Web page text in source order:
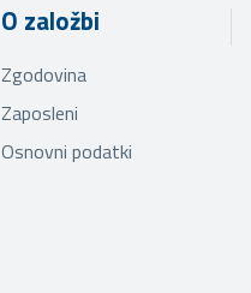
O založbi
Zgodovina
Zaposleni
Osnovni podatki